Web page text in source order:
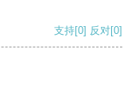
支持[0] 反对[0]